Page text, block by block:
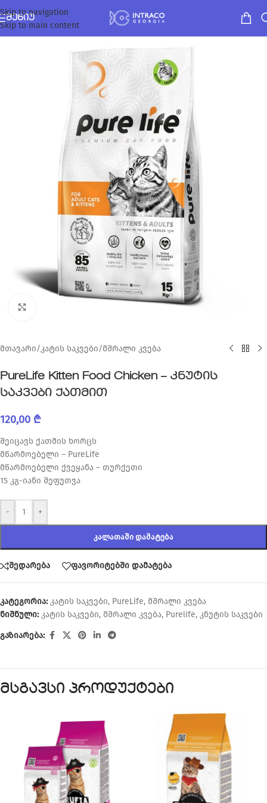
Skip to navigation
Skip to main content
ᲛᲔᲜᲘᲣ
მთავარი/კატის საკვები/მშრალი კვება
PureLife Kitten Food Chicken – კნუტის
საკვები ქათმით
120,00 ₾
შეიცავს ქათმის ხორცს
მწარმოებელი – PureLife
მწარმოებელი ქვეყანა – თურქეთი
15 კგ-იანი შეფუთვა
- +
ᲙᲐᲚᲐᲗᲐᲨᲘ ᲓᲐᲛᲐᲢᲔᲑᲐ
შედარება ფავორიტებში დამატება
კატეგორია: კატის საკვები, PureLife, მშრალი კვება
ნიშნული: კატის საკვები, მშრალი კვება, Purelife, კნუტის საკვები
გაზიარება:
მსგავსი პროდუქტები